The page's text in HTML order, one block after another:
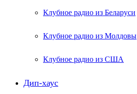
Клубное радио из Беларуси
Клубное радио из Молдовы
Клубное радио из США
Дип-хаус